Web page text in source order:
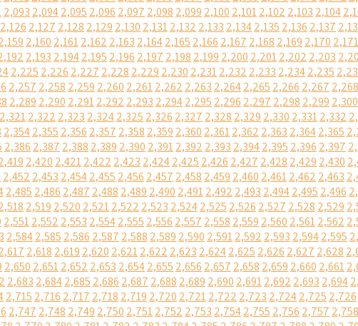
2,093 2,0942,095 2,096 2,097 2,098 2,099 2,100 2,1012,102 2,103 2,104
2,126 2,127 2,128 2,129 2,130 2,1312,132 2,133 2,1342,135 2,136 2,137
2,160 2,1612,162 2,163 2,1642,165 2,166 2,167 2,168 2,169 2,170 2,171
2,193 2,1942,195 2,196 2,197 2,198 2,199 2,200 2,2012,202 2,203
2,225 2,226 2,227 2,228 2,229 2,230 2,2312,232 2,233 2,2342,235
2,257 2,258 2,259 2,260 2,2612,262 2,263 2,2642,265 2,266 2,267 2,268
2,289 2,290 2,2912,292 2,293 2,2942,295 2,296 2,297 2,298 2,299 2,300
2,3212,322 2,323 2,3242,325 2,326 2,327 2,328 2,329 2,330 2,3312,332
2,3542,355 2,356 2,357 2,358 2,359 2,360 2,3612,362 2,363 2,3642,365
2,386 2,387 2,388 2,389 2,390 2,3912,392 2,393 2,3942,395 2,396 2,397
2,420 2,4212,422 2,423 2,4242,425 2,426 2,427 2,428 2,429 2,430
2,452 2,453 2,4542,455 2,456 2,457 2,458 2,459 2,460 2,4612,462 2,463
2,485 2,486 2,487 2,488 2,489 2,490 2,4912,492 2,493 2,4942,495 2,496
2,519 2,520 2,5212,522 2,523 2,5242,525 2,526 2,527 2,528 2,529
2,5512,552 2,553 2,5542,555 2,556 2,557 2,558 2,559 2,560 2,5612,562
2,5842,585 2,586 2,587 2,588 2,589 2,590 2,5912,592 2,593 2,5942,595
2,618 2,619 2,620 2,6212,622 2,623 2,6242,625 2,626 2,627 2,628
2,650 2,6512,652 2,653 2,6542,655 2,656 2,657 2,658 2,659 2,660 2,661
2,683 2,6842,685 2,686 2,687 2,688 2,689 2,690 2,6912,692 2,693 2,694
2,715 2,716 2,717 2,718 2,719 2,720 2,7212,722 2,723 2,7242,725 2,726
2,747 2,748 2,749 2,750 2,7512,752 2,753 2,7542,755 2,756 2,757 2,758